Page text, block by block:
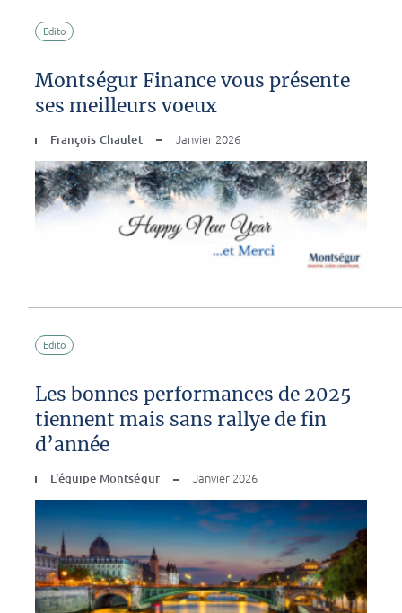
Edito
Montségur Finance vous présente
ses meilleurs voeux
François Chaulet Janvier 2026
Edito
Les bonnes performances de 2025
tiennent mais sans rallye de fin
d’année
L'équipe Montségur Janvier 2026